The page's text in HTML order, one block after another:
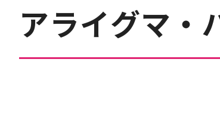
アライグマ・